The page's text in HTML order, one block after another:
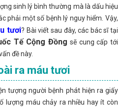
sinh lý bình thường mà là dấu hiệu
phải một số bệnh lý nguy hiểm. Vậy,
tươi? Bài viết sau đây, các bác sĩ tại
Tế Cộng Đồng sẽ cung cấp tới
đề này.
ra máu tươi
tượng người bệnh phát hiện ra giấy
lượng máu chảy ra nhiều hay ít còn